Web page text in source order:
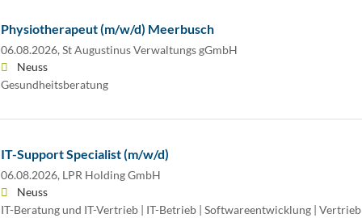
Physiotherapeut (m/w/d) Meerbusch
06.08.2026, St Augustinus Verwaltungs gGmbH
Neuss
Gesundheitsberatung
IT-Support Specialist (m/w/d)
06.08.2026, LPR Holding GmbH
Neuss
IT-Beratung und IT-Vertrieb | IT-Betrieb | Softwareentwicklung | Vertrieb